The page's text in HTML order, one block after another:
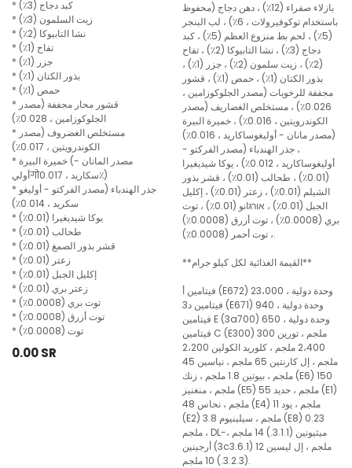
* كبد دجاج (3٪)
* زيت السلمون (3٪)
* نشا التابيوكا (2٪)
* تفاح (1٪)
* جزر (1٪)
* بذور الكتان (1٪)
* حمص (1٪)
* قشور محار مجففة (مصدر
الجلوكوزامين ، 0.028٪)
* مستخلص الغضروف (مصدر
الكوندرويتين ، 0.017٪)
* خميرة البيرة (مصدر المانان -
أوليगोسكاريد ، 0.017٪)
* جذر الهندباء (مصدر الفركتو - أوليغو
سكريد ، 0.014٪)
* يوكا شيديغيرا (0.01٪)
* طحالب (0.01٪)
* قشر بذور الصمغ (0.01٪)
* زعتر (0.01٪)
* إكليل الجبل (0.01٪)
* زعتر بري (0.01٪)
* توت بري (0.0008٪)
* توت أزرق (0.0008٪)
* توت (0.0008٪)
0.00SR
بازلاء صفراء (12٪) ، دهن دجاج (محفوظ
باستخدام توكوفيرولات ، 6٪) ، لب البنجر
(5٪) ، لحم بط منزوع العظم (5٪) ، كبد
دجاج (3٪) ، نشا التابيوكا (2٪) ، تفاح
(2٪) ، زيت سلمون (2٪) ، جزر (1٪) ،
بذور الكتان (1٪) ، حمص (1٪) ، قشور
مجففة للرخويات (مصدر الجلوكوزامين ،
0.026٪) ، مستخلص الغضاريف (مصدر
الكوندرويتين ، 0.016٪) ، خميرة البيرة
(مصدر مانان - أوليغوساكاريد ، 0.016٪)
، جذر الهندباء (مصدر الفركتو -
أوليغوساكاريد ، 0.012٪) ، يوكا شيديغيرا
(0.01٪) ، طحالب (0.01٪) ، قشر بذور
الشيلم (0.01٪) ، زعتر (0.01٪) ، إكليل
الجبل (0.01٪) ، אורגانو (0.01٪) ، توت
بري (0.0008٪) ، توت أزرق (0.0008٪)
، توت أحمر (0.0008٪).
**القيمة الغذائية لكل كيلو جرام**
فيتامين أ (E672) 23،000 وحدة دولية ،
فيتامين د3 (E671) 940 وحدة دولية ،
فيتامين E (3a700) 650 وحدة دولية ،
فيتامين C (E300) 300 ملجم ، تورين
2،400 ملجم ، كلوريد الكولين 2،200
ملجم ، إل كارنتين 65 ملجم ، نياسين 45
ملجم ، بيوتين 1.8 ملجم ، زنك (E6) 150
ملجم ، منغنيز (E5) 55 ملجم ، حديد (E1)
48 ملجم ، نحاس (E4) 11 ملجم ، يود
(E2) 3.8 ملجم ، سيلينيوم (E8) 0.23
ملجم ، DL-ميثيونين (3.1.1.) 14 ملجم ،
أرجينين (3c3.6.1) 12 ملجم ، إل ليسين
(3.2.3.) 10 ملجم.